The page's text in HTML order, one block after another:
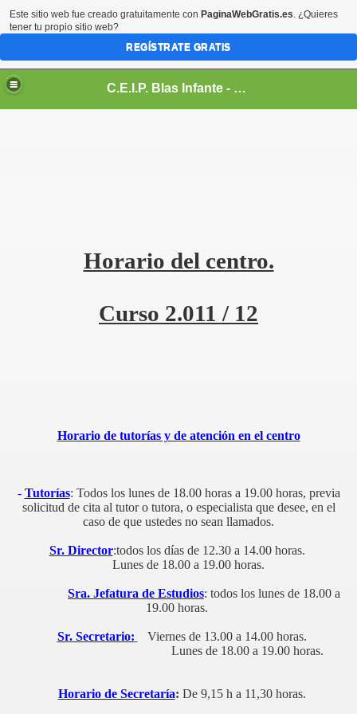
C.E.I.P. Blas Infante - Sanlúcar de Barrameda, Cádiz
Horario del centro.
Curso 2.011 / 12
Horario de tutorías y de atención en el centro
- Tutorías: Todos los lunes de 18.00 horas a 19.00 horas, previa
solicitud de cita al tutor o tutora, o especialista que desee, en el
caso de que ustedes no sean llamados.
Sr. Director:todos los días de 12.30 a 14.00 horas.
Lunes de 18.00 a 19.00 horas.
Sra. Jefatura de Estudios: todos los lunes de 18.00 a
19.00 horas.
Sr. Secretario:
Viernes de 13.00 a 14.00 horas.
Lunes de 18.00 a 19.00 horas.
Horario de Secretaría: De 9,15 h a 11,30 horas.
Curso 2013 14
2.013- 14
Este sitio web fue creado gratuitamente con PaginaWebGratis.es. ¿Quieres
tener tu propio sitio web?
REGÍSTRATE GRATIS